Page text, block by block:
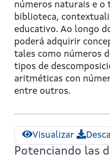
números naturais e o
biblioteca,
educativo. Ao longo
poderá adquirir
tales como números
tipos de
aritméticas con
entre outros.
Visualizar
Potenciando las